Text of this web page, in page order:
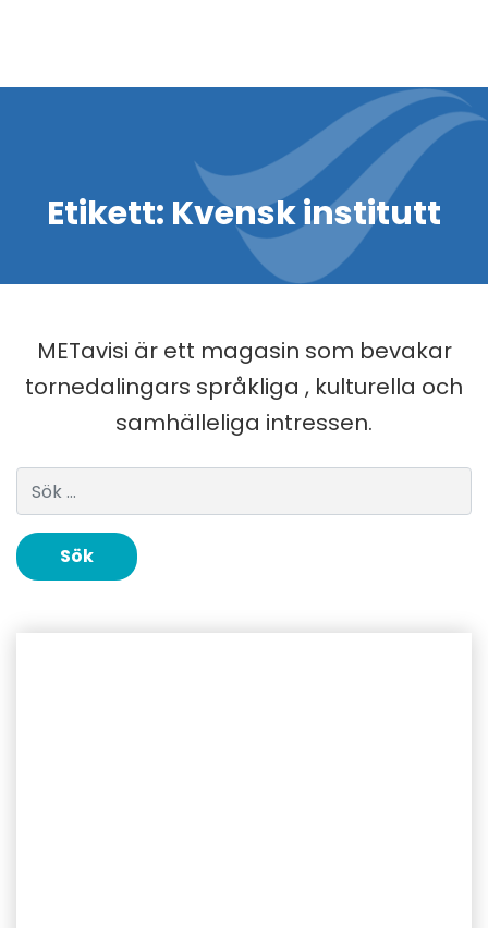
Etikett: Kvensk institutt
METavisi är ett magasin som bevakar
tornedalingars språkliga , kulturella och
samhälleliga intressen.
Sök efter: